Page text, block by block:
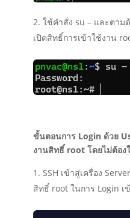
ใช้คำสั่ง su – และตาม
เปิดสิทธิ์การเข้าใช้งาน
ขั้นตอนการ Login ด้วย
งานสิทธิ์ root โดยไม่ต้อ
SSH เข้าสู่เครื่อง
สิทธิ์ root ในการ Login เ